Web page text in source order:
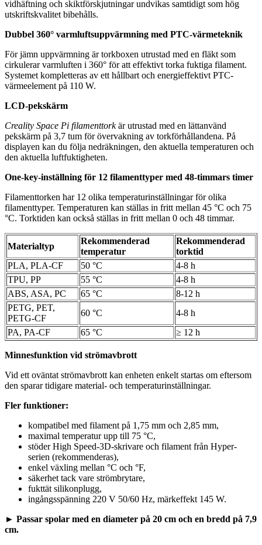
vidhäftning och skiktförskjutningar undvikas samtidigt som hög
utskriftskvalitet bibehålls.
Dubbel 360° varmluftsuppvärmning med PTC-värmeteknik
För jämn uppvärmning är torkboxen utrustad med en fläkt som
cirkulerar varmluften i 360° för att effektivt torka fuktiga filament.
Systemet kompletteras av ett hållbart och energieffektivt PTC-
värmeelement på 110 W.
LCD-pekskärm
Creality Space Pi filamenttorkär utrustad med en lättanvänd
pekskärm på 3,7 tum för övervakning av torkförhållandena. På
displayen kan du följa nedräkningen, den aktuella temperaturen och
den aktuella luftfuktigheten.
One-key-inställning för 12 filamenttyper med 48-timmars timer
Filamenttorken har 12 olika temperaturinställningar för olika
filamenttyper. Temperaturen kan ställas in fritt mellan 45 °C och 75
°C. Torktiden kan också ställas in fritt mellan 0 och 48 timmar.
Materialtyp
Rekommenderad
temperatur
Rekommenderad
torktid
PLA, PLA-CF
50 °C
4-8 h
TPU, PP
55 °C
4-8 h
ABS, ASA, PC
65 °C
8-12 h
PETG, PET,
PETG-CF
60 °C
4-8 h
PA, PA-CF
65 °C ≥ 12 h
Minnesfunktion vid strömavbrott
Vid ett oväntat strömavbrott kan enheten enkelt startas om eftersom
den sparar tidigare material- och temperaturinställningar.
Fler funktioner:
kompatibel med filament på 1,75 mm och 2,85 mm,
maximal temperatur upp till 75 °C,
stöder High Speed-3D-skrivare och filament från Hyper-
serien (rekommenderas),
enkel växling mellan °C och °F,
säkerhet tack vare strömbrytare,
fukttät silikonplugg,
ingångsspänning 220 V 50/60 Hz, märkeffekt 145 W.
► Passar spolar med en diameter på 20 cm och en bredd på 7,9
cm.